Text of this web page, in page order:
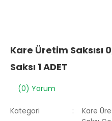
Kare Üretim Saksısı
Saksı 1 ADET
(0) Yorum
Kategori Kare